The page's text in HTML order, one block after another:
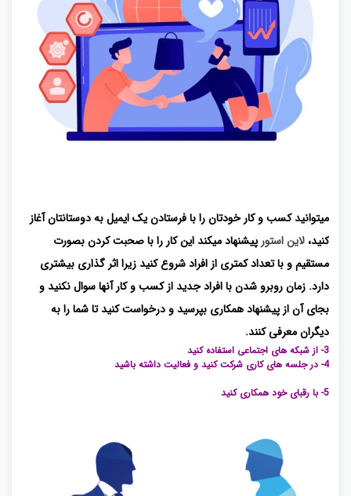
میتوانید کسب و کار خودتان را با فرستادن یک ایمیل به دوستانتان آغاز
کنید،لاین استور پیشنهاد میکند این کار را با صحبت کردن بصورت
مستقیم و با تعداد کمتری از افراد شروع کنید زیرا اثر گذاری بیشتری
دارد. زمان روبرو شدن با افراد جدید از کسب و کار آنها سوال نکنید و
بجای آن از پیشنهاد همکاری بپرسید و درخواست کنید تا شما را به
دیگران معرفی کنند.
3- از شبکه های اجتماعی استفاده کنید
4- در جلسه های کاری شرکت کنید و فعالیت داشته باشید
5- با رقبای خود همکاری کنید